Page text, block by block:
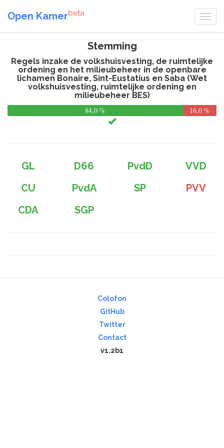
Open Kamerbeta
Stemming
Regels inzake de volkshuisvesting, de ruimtelijke
ordening en het milieubeheer in de openbare
lichamen Bonaire, Sint-Eustatius en Saba (Wet
volkshuisvesting, ruimtelijke ordening en
milieubeheer BES)
84,0 %
16,0 %
GL D66 PvdD
VVD
CU
PvdA SP
PVV
CDA
SGP
Colofon
GitHub
Twitter
Contact
v1.2b1